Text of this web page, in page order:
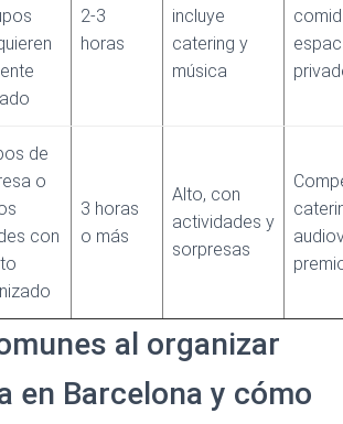
2-3
horas
incluye
catering y
música
de
o
con
3 horas
o más
Alto, con
actividades y
sorpresas
al organizar
en Barcelona y cómo